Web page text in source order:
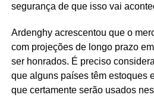
segurança de que isso vai
Ardenghy acrescentou que o
com projeções de longo prazo
ser honrados. É preciso
que alguns países têm estoques
que certamente serão usados